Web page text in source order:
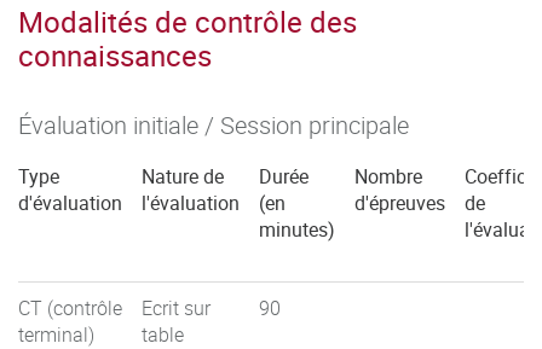
Modalités de contrôle des
connaissances
Évaluation initiale / Session principale
Type
d'évaluation
Nature de
l'évaluation
Durée
(en
minutes)
Nombre
d'épreuves
de
CT (contrôle
terminal)
Ecrit sur
table
90